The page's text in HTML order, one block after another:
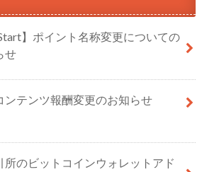
】ポイント名称変更についての
せ
ンテンツ報酬変更のお知らせ
所のビットコインウォレットアド